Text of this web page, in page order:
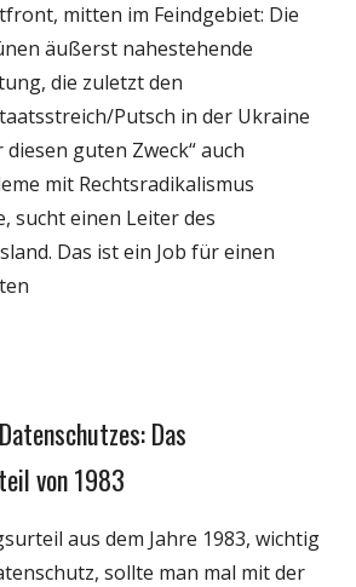
mitten im Feindgebiet: Die
äußerst nahestehende
die zuletzt den
Putsch in der Ukraine
guten Zweck“ auch
mit Rechtsradikalismus
sucht einen Leiter des
Das ist ein Job für einen
Das
von 1983
aus dem Jahre 1983, wichtig
sollte man mal mit der